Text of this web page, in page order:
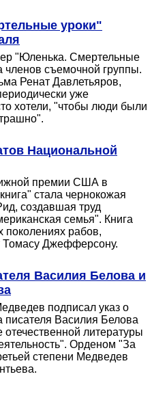
уроки"
"Юленька. Смертельные
членов съемочной группы.
Ренат Давлетьяров,
уже
хотели, "чтобы люди были
Национальной
премии США в
стала чернокожая
создавшая труд
семья". Книга
поколениях рабов,
Томасу Джефферсону.
Василия Белова и
подписал указ о
Василия Белова
литературы
Орденом "За
степени Медведев